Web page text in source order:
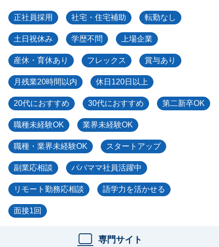
正社員採用 社宅・住宅補助 転勤なし
土日祝休み 学歴不問 上場企業
産休・育休あり フレックス 賞与あり
月残業20時間以内 休日120日以上
20代におすすめ 30代におすすめ 第二新卒OK
職種未経験OK 業界未経験OK
職種・業界未経験OK スタートアップ
副業応相談 パパママ社員活躍中
リモート勤務応相談 語学力を活かせる
面接1回
専門サイト